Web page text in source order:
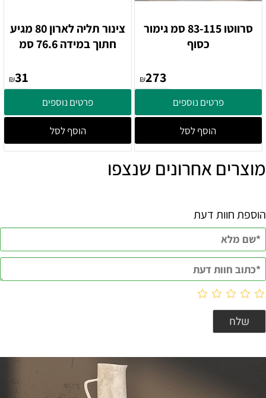
סרווטו 83-115 סמ גימור
כסוף
₪273
פרטים נוספים
הוסף לסל
צינור תליה לארון 80 מגיע
חתוך במידה 76.6 סמ
₪31
פרטים נוספים
הוסף לסל
מוצרים אחרונים שנצפו
הוספת חוות דעת